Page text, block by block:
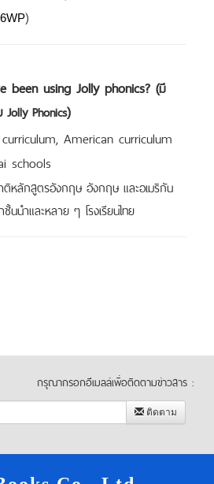
)
been using Jolly phonics? (มี
Jolly Phonics)
American curriculum
schools
าติหลักสูตรอังกฤษ อังกฤษ และอเมริกัน
ชั้นนำและหลาย ๆ โรงเรียนไทย
กรุณากรอกอีเมลล์เพื่อติดตามข่าวสาร :
ติดตาม